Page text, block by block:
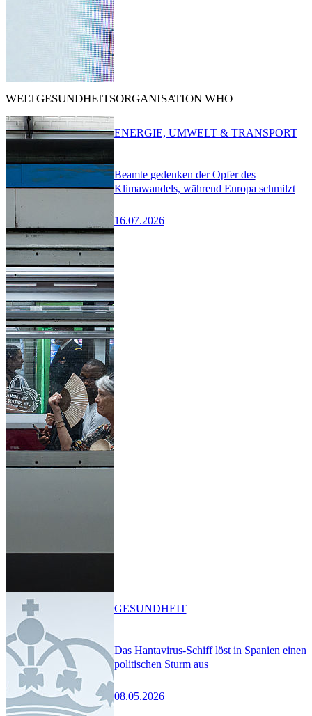
WELTGESUNDHEITSORGANISATION WHO
Beamte gedenken der Opfer des
Klimawandels, während Europa schmilzt
16.07.2026
ENERGIE, UMWELT & TRANSPORT
Das Hantavirus-Schiff löst in Spanien einen
politischen Sturm aus
08.05.2026
GESUNDHEIT